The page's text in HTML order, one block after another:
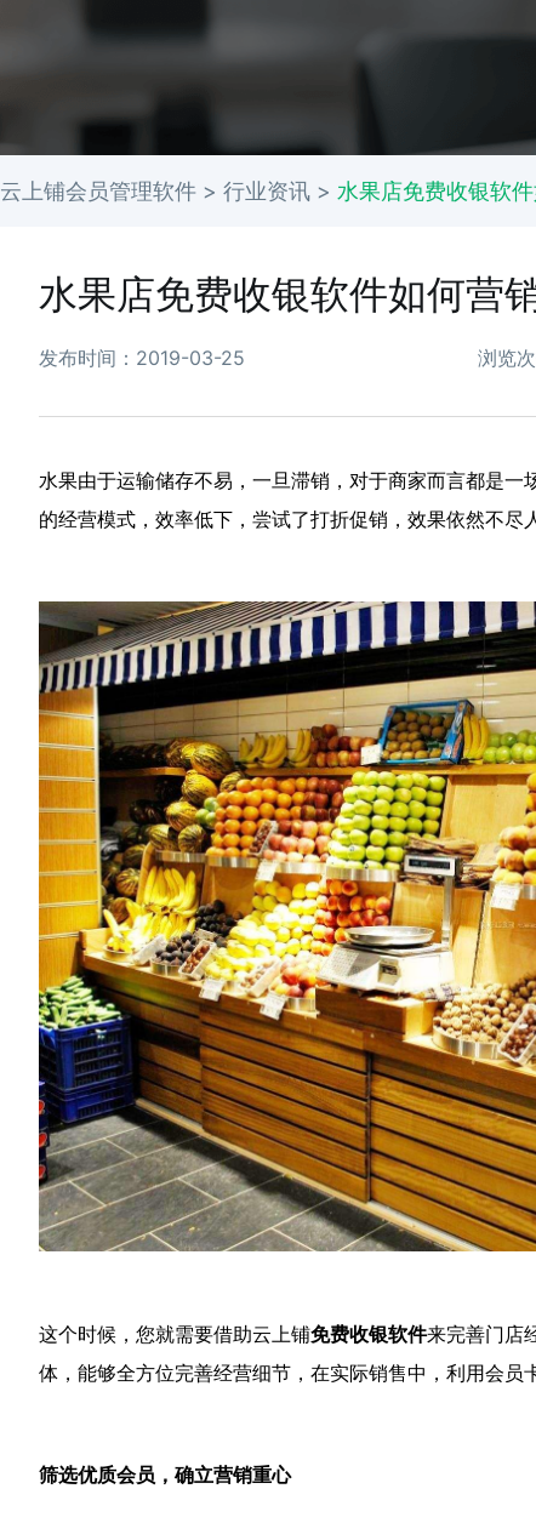
云上铺会员管理软件 > 行业资讯 > 水果店免费收银软
水果店免费收银软件如何营
发布时间：2019-03-25 浏览
水果由于运输储存不易，一旦滞销，对于商家而言都是
的经营模式，效率低下，尝试了打折促销，效果依然不尽
这个时候，您就需要借助云上铺免费收银软件来完善门店
体，能够全方位完善经营细节，在实际销售中，利用会员
筛选优质会员，确立营销重心